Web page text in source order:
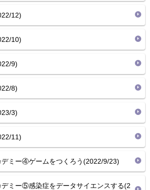
12)
10)
9)
8)
3)
11)
デミー④ゲームをつくろう(2022/9/23)
ミー⑤感染症をデータサイエンスする(2